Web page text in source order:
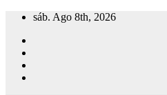
Saltar
contenido
sáb. Ago 8th, 2026